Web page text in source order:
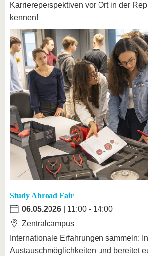
Karriereperspektiven vor Ort in der
kennen!
Study Abroad Fair
06.05.2026 | 11:00 - 14:00
Zentralcampus
Internationale Erfahrungen sammeln:
Austauschmöglichkeiten und bereitet